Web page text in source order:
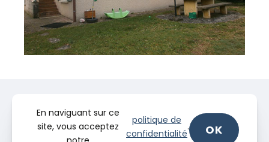
En naviguant sur ce
site, vous acceptez
politique de
confidentialité
. OK